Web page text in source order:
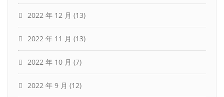
2022 年 12 月 (13)
2022 年 11 月 (13)
2022 年 10 月 (7)
2022 年 9 月 (12)